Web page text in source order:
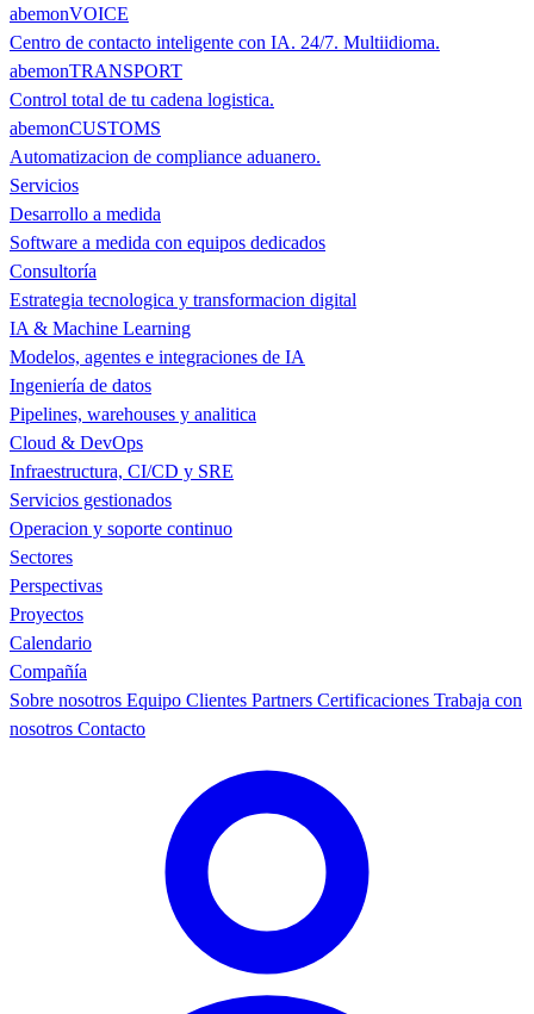
abemonVOICE
Centro de contacto inteligente con IA. 24/7. Multiidioma.
abemonTRANSPORT
Control total de tu cadena logistica.
abemonCUSTOMS
Automatizacion de compliance aduanero.
Servicios
Desarrollo a medida
Software a medida con equipos dedicados
Consultoría
Estrategia tecnologica y transformacion digital
IA & Machine Learning
Modelos, agentes e integraciones de IA
Ingeniería de datos
Pipelines, warehouses y analitica
Cloud & DevOps
Infraestructura, CI/CD y SRE
Servicios gestionados
Operacion y soporte continuo
Sectores
Perspectivas
Proyectos
Calendario
Compañía
Sobre nosotros Equipo Clientes Partners Certificaciones Trabaja con
nosotros Contacto